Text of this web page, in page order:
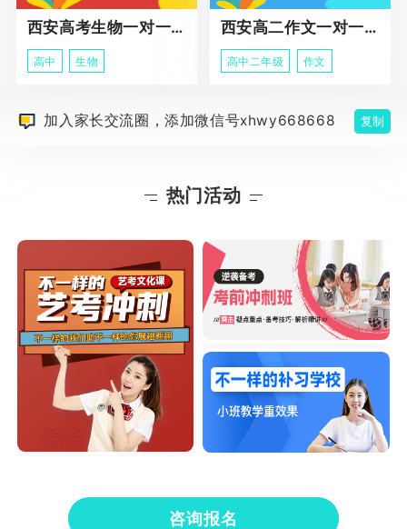
西安高考生物一对一辅导
高中 生物
西安高二作文一对一辅导课程
高中二年级 作文
加入家长交流圈，添加微信号xhwy668668 复制
热门活动
咨询报名